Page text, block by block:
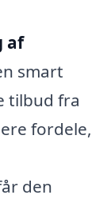
af
smart
tilbud fra
fordele,
den